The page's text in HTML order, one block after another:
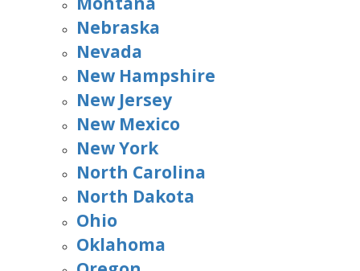
Nebraska
Nevada
New Hampshire
New Jersey
New Mexico
New York
North Carolina
North Dakota
Ohio
Oklahoma